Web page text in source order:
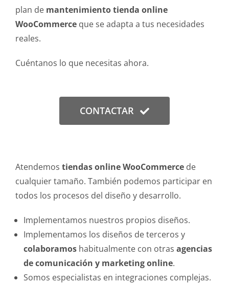
plan de mantenimiento tienda online
WooCommerceque se adapta a tus necesidades
reales.
Cuéntanos lo que necesitas ahora.
CONTACTAR
Atendemos tiendas online WooCommercede
cualquier tamaño. También podemos participar en
todos los procesos del diseño y desarrollo.
Implementamos nuestros propios diseños.
Implementamos los diseños de terceros y
colaboramoshabitualmente con otras agencias
de comunicación y marketing online.
Somos especialistas en integraciones complejas.